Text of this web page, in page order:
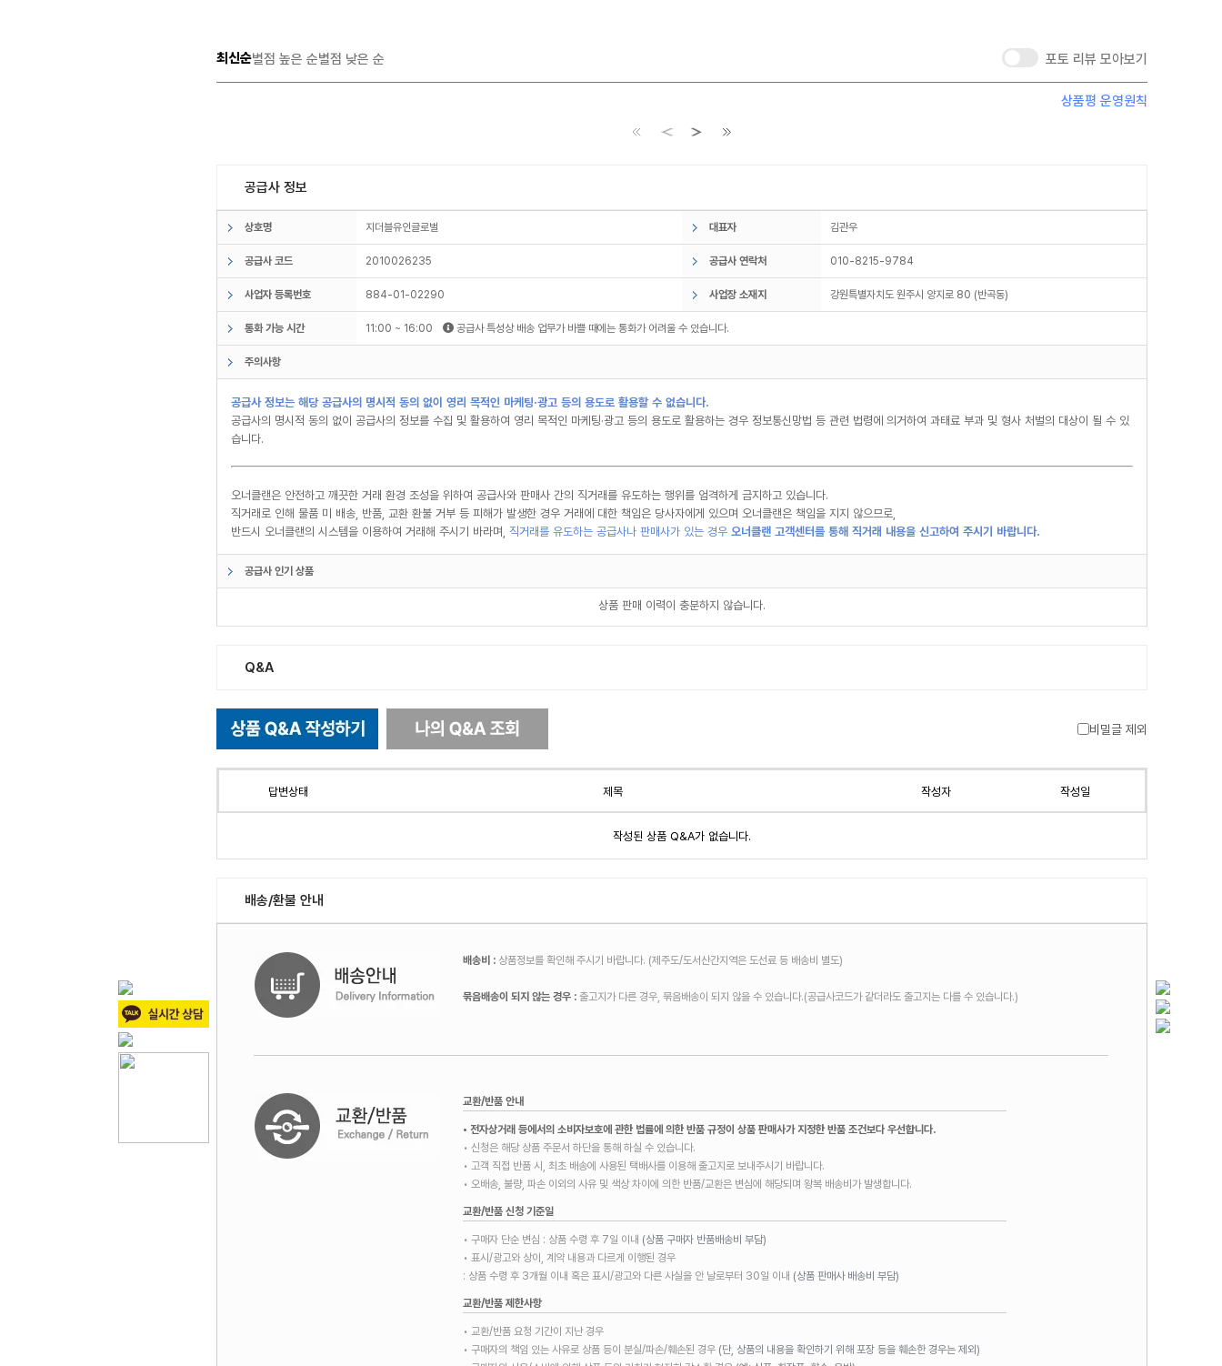
최신순별점 높은 순별점 낮은 순 포토 리뷰 모아보기
상품평 운영원칙
공급사 정보
상호명 지더블유인글로벌 대표자 김관우
공급사 코드 2010026235 공급사 연락처 010-8215-9784
사업자 등록번호 884-01-02290 사업장 소재지 강원특별자치도 원주시 양지로 80 (반곡동)
통화 가능 시간 11:00 ~ 16:00 공급사 특성상 배송 업무가 바쁠 때에는 통화가 어려울 수 있습니다.
주의사항
공급사 정보는 해당 공급사의 명시적 동의 없이 영리 목적인 마케팅·광고 등의 용도로 활용할 수 없습니다.
공급사의 명시적 동의 없이 공급사의 정보를 수집 및 활용하여 영리 목적인 마케팅·광고 등의 용도로 활용하는 경우 정보통신망법 등 관련 법령에 의거하여 과태료 부과 및 형사 처벌의 대상이 될 수 있
습니다.
오너클랜은 안전하고 깨끗한 거래 환경 조성을 위하여 공급사와 판매사 간의 직거래를 유도하는 행위를 엄격하게 금지하고 있습니다.
직거래로 인해 물품 미 배송, 반품, 교환 환불 거부 등 피해가 발생한 경우 거래에 대한 책임은 당사자에게 있으며 오너클랜은 책임을 지지 않으므로,
반드시 오너클랜의 시스템을 이용하여 거래해 주시기 바라며, 직거래를 유도하는 공급사나 판매사가 있는 경우 오너클랜 고객센터를 통해 직거래 내용을 신고하여 주시기 바랍니다.
공급사 인기 상품
상품 판매 이력이 충분하지 않습니다.
Q&A
비밀글 제외
답변상태 제목 작성자 작성일
작성된 상품 Q&A가 없습니다.
배송/환불 안내
배송비 : 상품정보를 확인해 주시기 바랍니다. (제주도/도서산간지역은 도선료 등 배송비 별도)
묶음배송이 되지 않는 경우 :출고지가 다른 경우, 묶음배송이 되지 않을 수 있습니다.(공급사코드가 같더라도 출고지는 다를 수 있습니다.)
교환/반품 안내
• 전자상거래 등에서의 소비자보호에 관한 법률에 의한 반품 규정이 상품 판매사가 지정한 반품 조건보다 우선합니다.
• 신청은 해당 상품 주문서 하단을 통해 하실 수 있습니다.
• 고객 직접 반품 시, 최초 배송에 사용된 택배사를 이용해 출고지로 보내주시기 바랍니다.
• 오배송, 불량, 파손 이외의 사유 및 색상 차이에 의한 반품/교환은 변심에 해당되며 왕복 배송비가 발생합니다.
교환/반품 신청 기준일
• 구매자 단순 변심 : 상품 수령 후 7일 이내 (상품 구매자 반품배송비 부담)
• 표시/광고와 상이, 계약 내용과 다르게 이행된 경우
: 상품 수령 후 3개월 이내 혹은 표시/광고와 다른 사실을 안 날로부터 30일 이내 (상품 판매사 배송비 부담)
교환/반품 제한사항
• 교환/반품 요청 기간이 지난 경우
• 구매자의 책임 있는 사유로 상품 등이 분실/파손/훼손된 경우 (단, 상품의 내용을 확인하기 위해 포장 등을 훼손한 경우는 제외)